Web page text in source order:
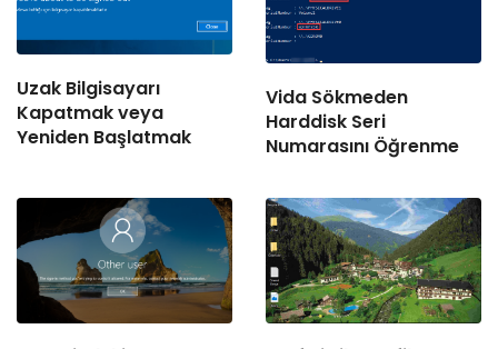
Uzak Bilgisayarı
Kapatmak veya
Yeniden Başlatmak
Vida Sökmeden
Harddisk Seri
Numarasını Öğrenme